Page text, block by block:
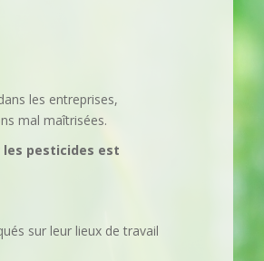
les entreprises,
mal maîtrisées.
pesticides est
sur leur lieux de travail